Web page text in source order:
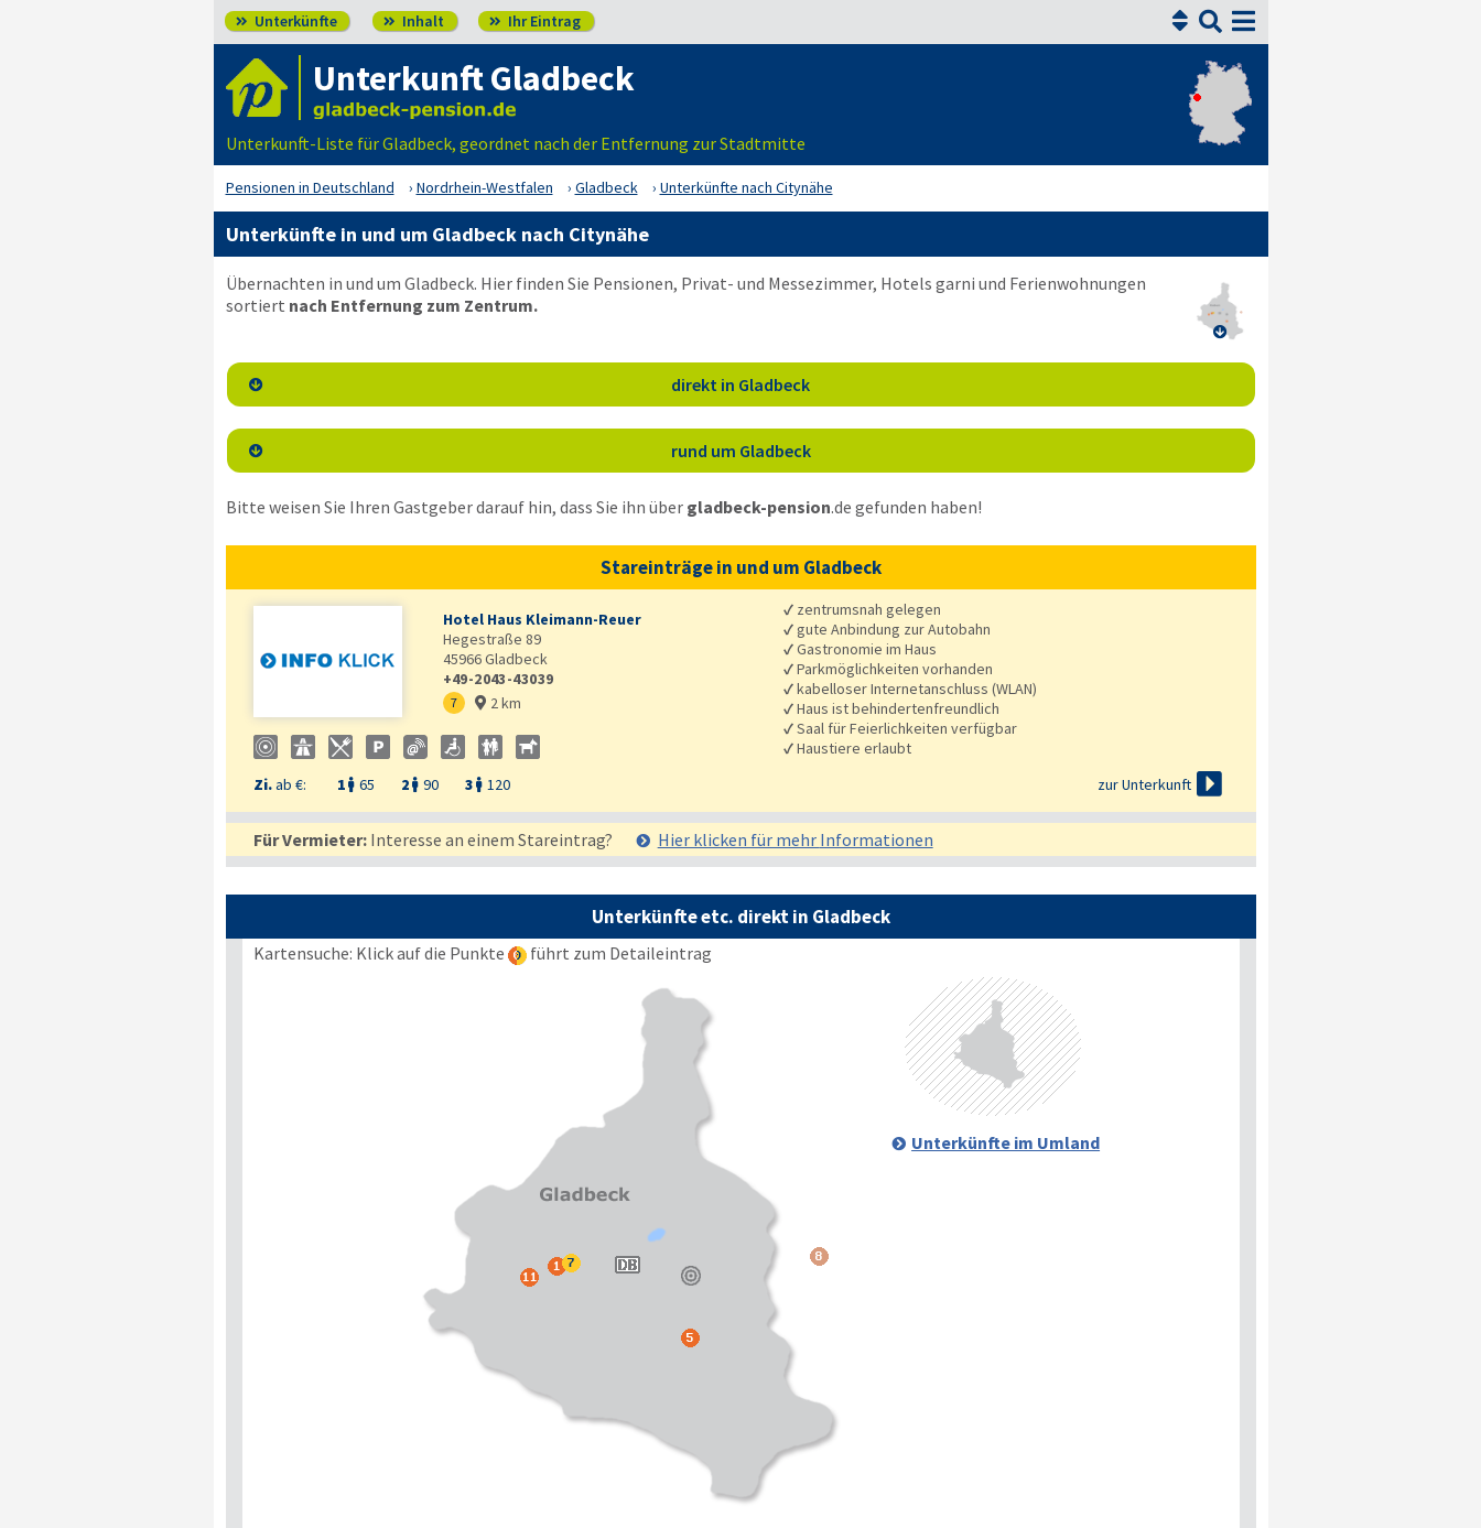
 Unterkünfte  Inhalt  Ihr Eintrag 

Unterkunft Gladbeck
Unterkunft-Liste für Gladbeck, geordnet nach der Entfernung zur Stadtmitte
Pensionen in Deutschland Nordrhein-Westfalen Gladbeck Unterkünfte nach Citynähe
Unterkünfte in und um Gladbeck nach Citynähe

Übernachten in und um Gladbeck. Hier finden Sie Pensionen, Privat- und Messezimmer, Hotels garni und Ferienwohnungen
sortiert nach Entfernung zum Zentrum.
 direkt in Gladbeck
 rund um Gladbeck
Bitte weisen Sie Ihren Gastgeber darauf hin, dass Sie ihn über gladbeck-pension.de gefunden haben!
Stareinträge in und um Gladbeck
Hotel Haus Kleimann-Reuer
Hegestraße 89
45966Gladbeck
+49-2043-43039
7  2 km
Zi.ab €: 1  65 2  90 3  120
✓ zentrumsnah gelegen
✓gute Anbindung zur Autobahn
✓Gastronomie im Haus
✓Parkmöglichkeiten vorhanden
✓kabelloser Internetanschluss (WLAN)
✓Haus ist behindertenfreundlich
✓Saal für Feierlichkeiten verfügbar
✓Haustiere erlaubt
zur Unterkunft

Für Vermieter:Interesse an einem Stareintrag? Hier klicken für mehr Informationen
Unterkünfte etc. direkt in Gladbeck
Kartensuche: Klick auf die Punkte führt zum Detaileintrag
Unterkünfte im Umland